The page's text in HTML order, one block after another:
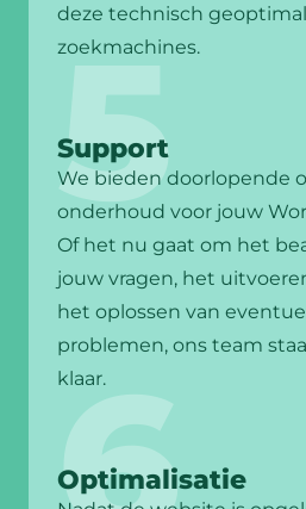
deze technisch
zoekmachines.
Support
We bieden doorlopende
onderhoud voor jouw
Of het nu gaat om het
jouw vragen, het
het oplossen van
problemen, ons team
klaar.
Optimalisatie